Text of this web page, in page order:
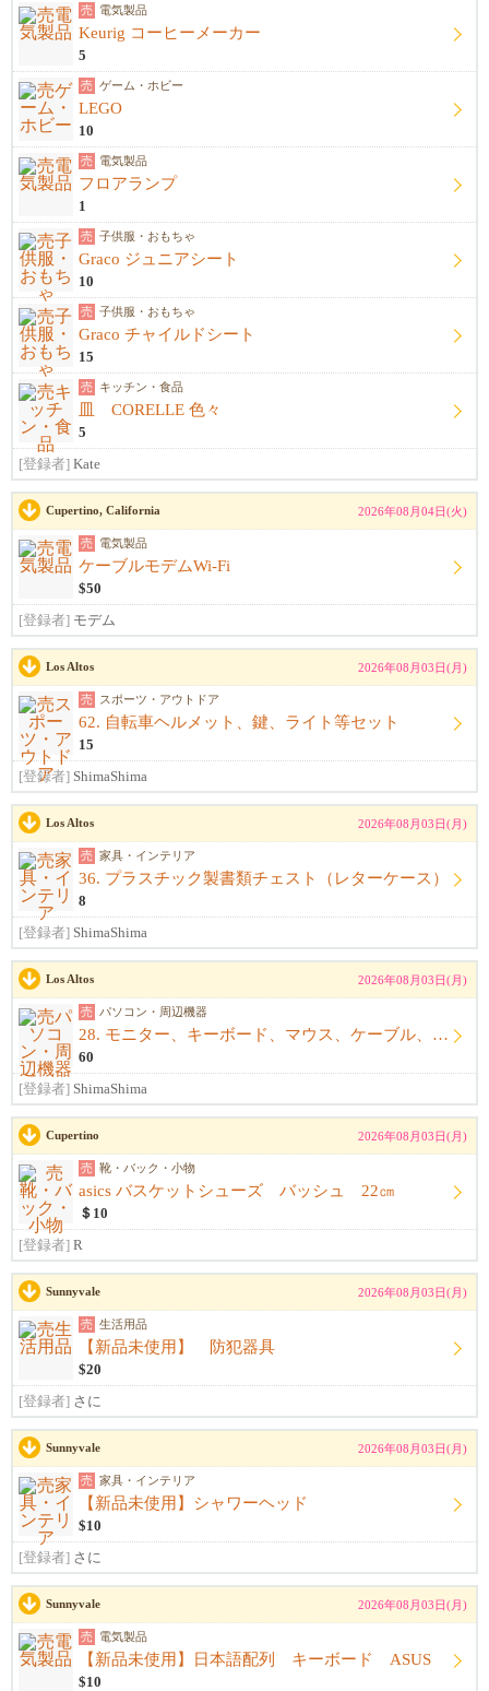
売 電気製品
Keurig コーヒーメーカー
5
売 ゲーム・ホビー
LEGO
10
売 電気製品
フロアランプ
1
売 子供服・おもちゃ
Graco ジュニアシート
10
売 子供服・おもちゃ
Graco チャイルドシート
15
売 キッチン・食品
皿 CORELLE 色々
5
[登録者] Kate
Cupertino, California 2026年08月04日(火)
売 電気製品
ケーブルモデムWi-Fi
$50
[登録者] モデム
Los Altos 2026年08月03日(月)
売 スポーツ・アウトドア
62. 自転車ヘルメット、鍵、ライト等セット
15
[登録者] ShimaShima
Los Altos 2026年08月03日(月)
売 家具・インテリア
36. プラスチック製書類チェスト（レターケース）
8
[登録者] ShimaShima
Los Altos 2026年08月03日(月)
売 パソコン・周辺機器
28. モニター、キーボード、マウス、ケーブル、アームレスト一式
60
[登録者] ShimaShima
Cupertino 2026年08月03日(月)
売 靴・バック・小物
asics バスケットシューズ バッシュ 22㎝
＄10
[登録者] R
Sunnyvale 2026年08月03日(月)
売 生活用品
【新品未使用】 防犯器具
$20
[登録者] さに
Sunnyvale 2026年08月03日(月)
売 家具・インテリア
【新品未使用】シャワーヘッド
$10
[登録者] さに
Sunnyvale 2026年08月03日(月)
売 電気製品
【新品未使用】日本語配列 キーボード ASUS
$10